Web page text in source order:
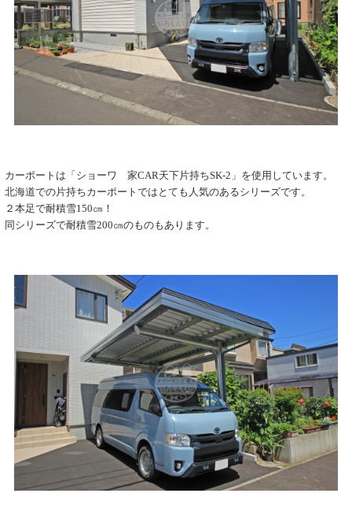
カーポートは「ショーワ 家CAR天下片持ちSK-2」を使用しています。
北海道での片持ちカーポートではとても人気のあるシリーズです。
２本足で耐積雪150㎝！
同シリーズで耐積雪200㎝のものもあります。